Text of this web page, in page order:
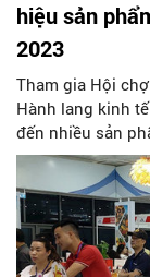
hiệu sản
2023
Tham gia Hội
Hành lang kinh
đến nhiều sản
đặc sản, nông
mạnh xúc tiến
thương hiệu đa